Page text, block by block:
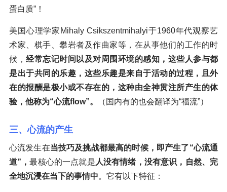
蛋白质”！
美国心理学家Mihaly Csikszentmihalyi于1960年代观察艺
术家、棋手、攀岩者及作曲家等，在从事他们的工作的时
候， 经常忘记时间以及对周围环境的感知，这些人参与都
是出于共同的乐趣，这些乐趣是来自于活动的过程，且外
在的报酬是极小或不存在的，这种由全神贯注所产生的体
验，他称为“心流flow”。
（国内有的也会翻译为“福流”）
三、心流的产生
心流发生在当技巧及挑战都最高的时候，即产生了“心流通
道”，最核心的一点就是 人没有情绪，没有意识，自然、完
全地沉浸在当下的事情中。它有以下特征：